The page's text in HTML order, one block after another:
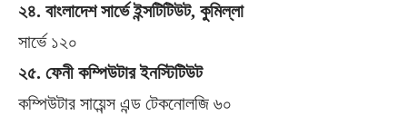
২৪. বাংলাদেশ সার্ভে ইন্সটিটিউট, কুমিল্লা
সার্ভে ১২০
২৫. ফেনী কম্পিউটার ইনস্টিটিউট
কম্পিউটার সায়েন্স এন্ড টেকনোলজি ৬০